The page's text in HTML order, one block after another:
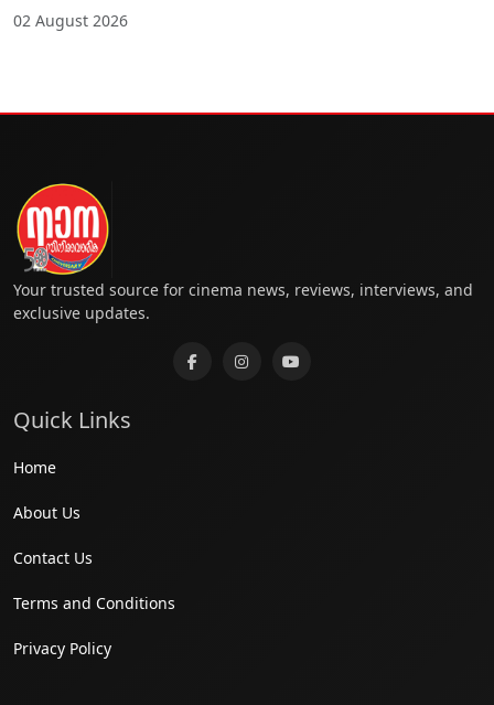
02 August 2026
Your trusted source for cinema news, reviews, interviews, and
exclusive updates.
Quick Links
Home
About Us
Contact Us
Terms and Conditions
Privacy Policy